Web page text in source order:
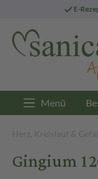
E-
Menü
Herz, Kreislauf &
Gingium